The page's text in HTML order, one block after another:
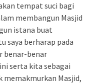
tempat suci bagi
membangun Masjid
istana buat
saya berharap pada
benar-benar
serta kita sebagai
Masjid,